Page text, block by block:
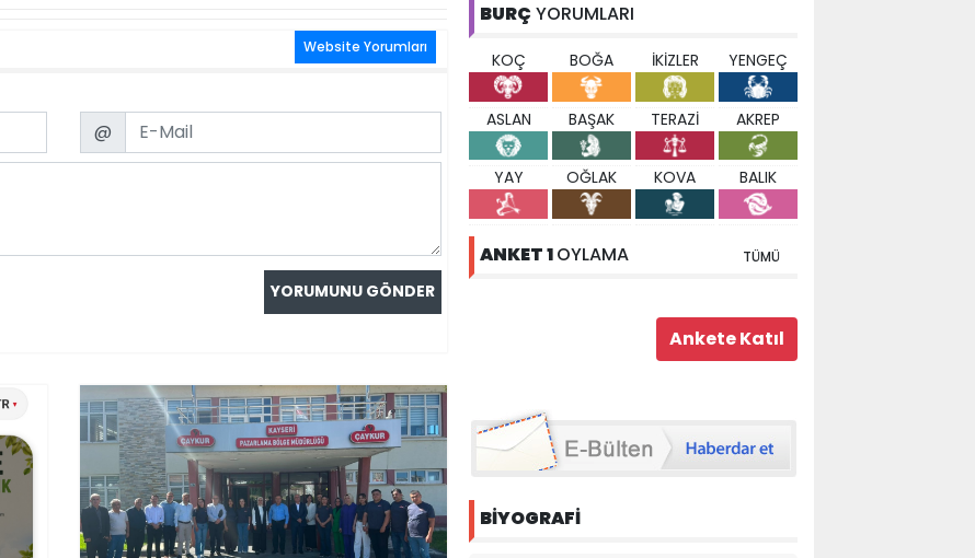
Website Yorumları
Email
@
BURÇ YORUMLARI
KOÇ BOĞA İKİZLER YENGEÇ
ASLAN BAŞAK TERAZİ AKREP
YAY OĞLAK KOVA BALIK
ANKET 1OYLAMA TÜMÜ
BİYOGRAFİ